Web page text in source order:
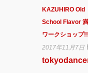
KAZUHIRO Old
School Flavor
ワークショップ!!
2017年11月7日